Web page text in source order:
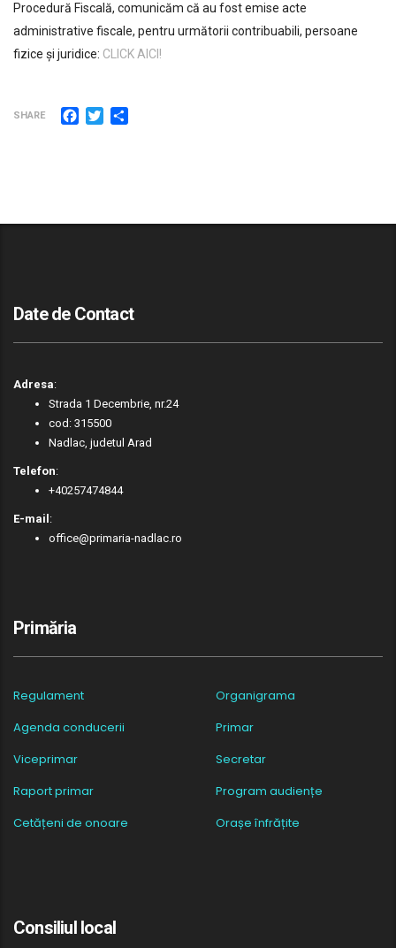
Procedură Fiscală, comunicăm că au fost emise acte
administrative fiscale, pentru următorii contribuabili, persoane
fizice şi juridice: CLICK AICI!
SHARE Facebook
Twitter
Date de Contact
Adresa:
Strada 1 Decembrie, nr.24
cod: 315500
Nadlac, judetul Arad
Telefon:
+40257474844
E-mail:
office@primaria-nadlac.ro
Primăria
Regulament
Organigrama
Agenda conducerii
Primar
Viceprimar
Secretar
Raport primar
Program audiențe
Cetățeni de onoare
Orașe înfrățite
Consiliul local